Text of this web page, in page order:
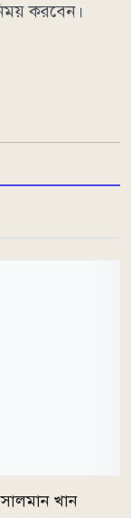
করবেন।
সালমান খান